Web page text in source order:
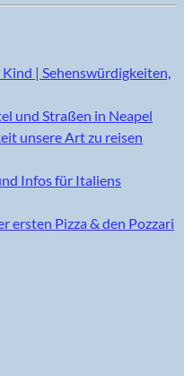
| Sehenswürdigkeiten,
und Straßen in Neapel
unsere Art zu reisen
Infos für Italiens
ersten Pizza & den Pozzari